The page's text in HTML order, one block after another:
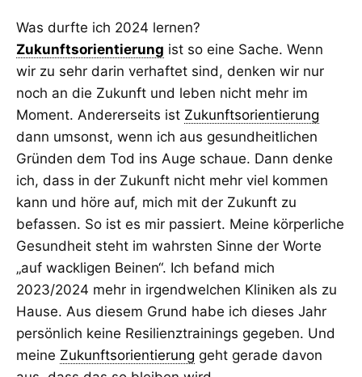
Was durfte ich 2024 lernen?
Zukunftsorientierung ist so eine Sache. Wenn
wir zu sehr darin verhaftet sind, denken wir nur
noch an die Zukunft und leben nicht mehr im
Moment. Andererseits ist Zukunftsorientierung
dann umsonst, wenn ich aus gesundheitlichen
Gründen dem Tod ins Auge schaue. Dann denke
ich, dass in der Zukunft nicht mehr viel kommen
kann und höre auf, mich mit der Zukunft zu
befassen. So ist es mir passiert. Meine körperliche
Gesundheit steht im wahrsten Sinne der Worte
„auf wackligen Beinen“. Ich befand mich
2023/2024 mehr in irgendwelchen Kliniken als zu
Hause. Aus diesem Grund habe ich dieses Jahr
persönlich keine Resilienztrainings gegeben. Und
meine Zukunftsorientierung geht gerade davon